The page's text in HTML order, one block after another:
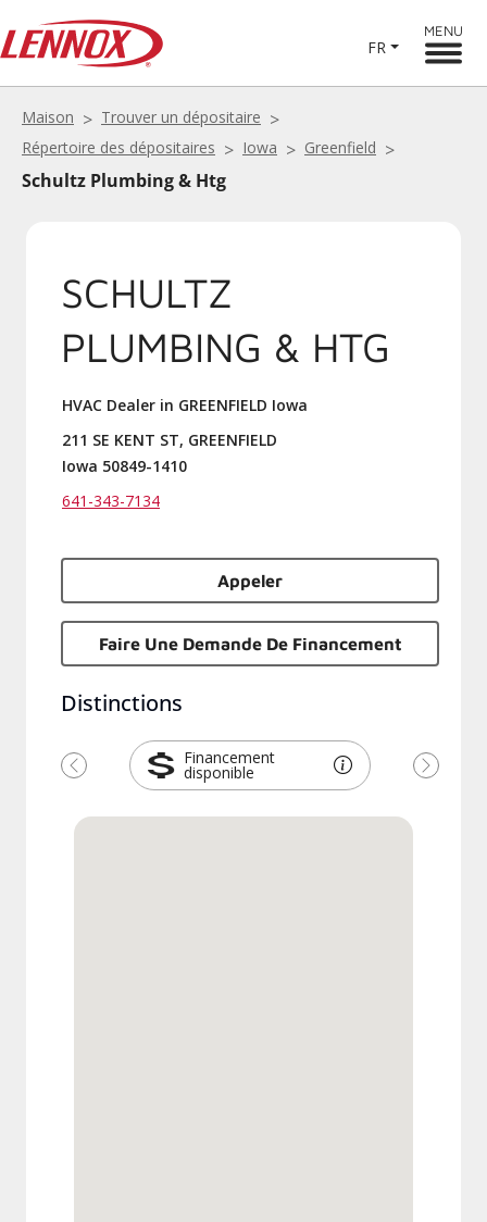
FR
MENU
Maison
Trouver un dépositaire
Répertoire des dépositaires
Iowa Greenfield
Schultz Plumbing & Htg
SCHULTZ
PLUMBING & HTG
HVAC Dealer in GREENFIELD Iowa
211 SE KENT ST, GREENFIELD
Iowa 50849-1410
641-343-7134
Appeler
Faire Une Demande De Financement
Distinctions
Financement
disponible
Previous Next